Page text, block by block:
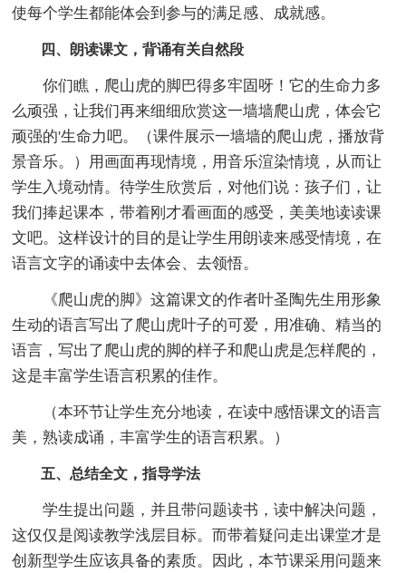
使每个学生都能体会到参与的满足感、成就感。
四、朗读课文，背诵有关自然段
你们瞧，爬山虎的脚巴得多牢固呀！它的生命力多
么顽强，让我们再来细细欣赏这一墙墙爬山虎，体会它
顽强的'生命力吧。（课件展示一墙墙的爬山虎，播放背
景音乐。）用画面再现情境，用音乐渲染情境，从而让
学生入境动情。待学生欣赏后，对他们说：孩子们，让
我们捧起课本，带着刚才看画面的感受，美美地读读课
文吧。这样设计的目的是让学生用朗读来感受情境，在
语言文字的诵读中去体会、去领悟。
《爬山虎的脚》这篇课文的作者叶圣陶先生用形象
生动的语言写出了爬山虎叶子的可爱，用准确、精当的
语言，写出了爬山虎的脚的样子和爬山虎是怎样爬的，
这是丰富学生语言积累的佳作。
（本环节让学生充分地读，在读中感悟课文的语言
美，熟读成诵，丰富学生的语言积累。）
五、总结全文，指导学法
学生提出问题，并且带问题读书，读中解决问题，
这仅仅是阅读教学浅层目标。而带着疑问走出课堂才是
创新型学生应该具备的素质。因此，本节课采用问题来